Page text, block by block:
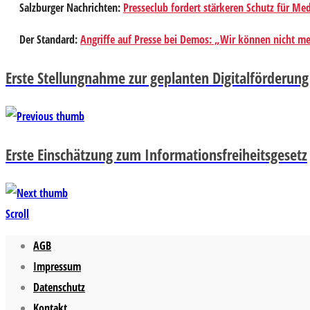
Salzburger Nachrichten: Presseclub fordert stärkeren Schutz für
Der Standard:Angriffe auf Presse bei Demos: „Wir können nicht
Erste Stellungnahme zur geplanten Digitalförderung
Erste Einschätzung zum Informationsfreiheitsgesetz
Scroll
AGB
Impressum
Datenschutz